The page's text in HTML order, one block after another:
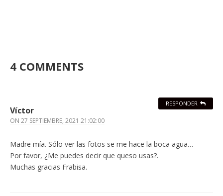
4 COMMENTS
Víctor
ON 27 SEPTIEMBRE, 2021 21:02:00
Madre mía. Sólo ver las fotos se me hace la boca agua…
Por favor, ¿Me puedes decir que queso usas?.
Muchas gracias Frabisa.
RESPONDER